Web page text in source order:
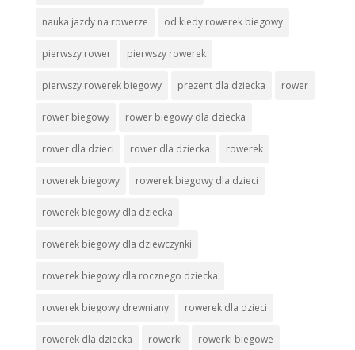
nauka jazdy na rowerze od kiedy rowerek biegowy
pierwszy rower pierwszy rowerek
pierwszy rowerek biegowy prezent dla dziecka rower
rower biegowy rower biegowy dla dziecka
rower dla dzieci rower dla dziecka rowerek
rowerek biegowy rowerek biegowy dla dzieci
rowerek biegowy dla dziecka
rowerek biegowy dla dziewczynki
rowerek biegowy dla rocznego dziecka
rowerek biegowy drewniany rowerek dla dzieci
rowerek dla dziecka rowerki rowerki biegowe